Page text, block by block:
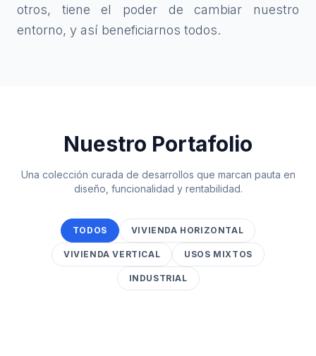
otros, tiene el poder de cambiar nuestro
entorno, y así beneficiarnos todos.
Nuestro Portafolio
Una colección curada de desarrollos que marcan pauta en
diseño, funcionalidad y rentabilidad.
TODOS VIVIENDA HORIZONTAL
VIVIENDA VERTICAL USOS MIXTOS
INDUSTRIAL